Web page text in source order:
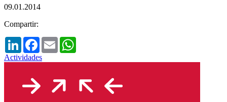
09.01.2014
Compartir:
LinkedInFacebook
Email
Actividades